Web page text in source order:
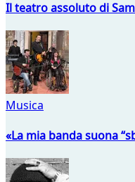
Il teatro assoluto di
Musica
«La mia banda suona